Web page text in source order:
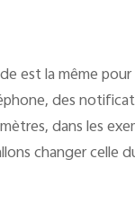
est la même pour
des
dans les
changer celle